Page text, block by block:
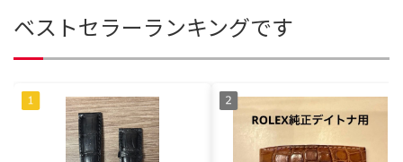
ベストセラーランキングです